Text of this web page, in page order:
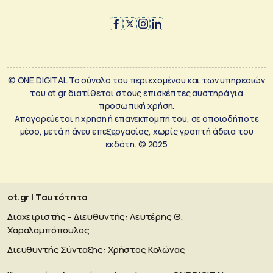
© ONE DIGITAL Το σύνολο του περιεχομένου και των υπηρεσιών
του ot.gr διατίθεται στους επισκέπτες αυστηρά για
προσωπική χρήση.
Απαγορεύεται η χρήση ή επανεκπομπή του, σε οποιοδήποτε
μέσο, μετά ή άνευ επεξεργασίας, χωρίς γραπτή άδεια του
εκδότη. © 2025
ot.gr | Ταυτότητα
Διαχειριστής - Διευθυντής: Λευτέρης Θ.
Χαραλαμπόπουλος
Διευθυντής Σύνταξης: Χρήστος Κολώνας